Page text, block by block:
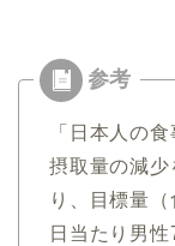
「日本人の
摂取量の減
り、目標量
日当たり男